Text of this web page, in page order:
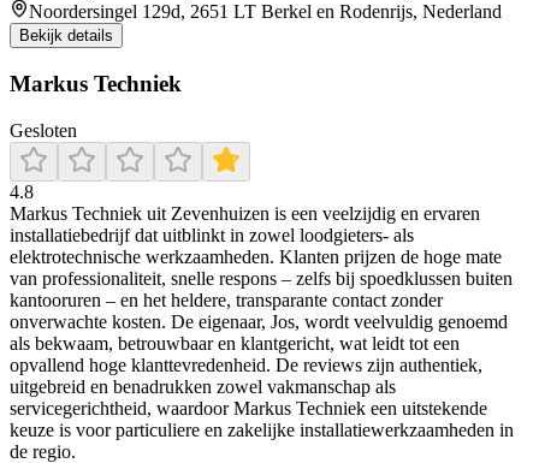
Noordersingel 129d, 2651 LT Berkel en Rodenrijs, Nederland
Bekijk details
Markus Techniek
Gesloten
4.8
Markus Techniek uit Zevenhuizen is een veelzijdig en ervaren
installatiebedrijf dat uitblinkt in zowel loodgieters- als
elektrotechnische werkzaamheden. Klanten prijzen de hoge mate
van professionaliteit, snelle respons – zelfs bij spoedklussen buiten
kantooruren – en het heldere, transparante contact zonder
onverwachte kosten. De eigenaar, Jos, wordt veelvuldig genoemd
als bekwaam, betrouwbaar en klantgericht, wat leidt tot een
opvallend hoge klanttevredenheid. De reviews zijn authentiek,
uitgebreid en benadrukken zowel vakmanschap als
servicegerichtheid, waardoor Markus Techniek een uitstekende
keuze is voor particuliere en zakelijke installatiewerkzaamheden in
de regio.